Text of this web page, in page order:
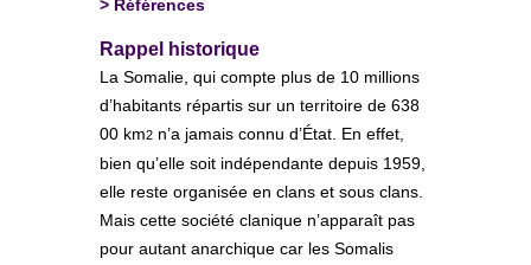
> Références
Rappel historique
La Somalie, qui compte plus de 10 millions
d’habitants répartis sur un territoire de 638
00 km2 n’a jamais connu d’État. En effet,
bien qu’elle soit indépendante depuis 1959,
elle reste organisée en clans et sous clans.
Mais cette société clanique n’apparaît pas
pour autant anarchique car les Somalis